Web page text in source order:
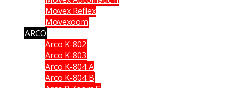
Movex Reflex
Movexoom
ARCO
Arco K-802
Arco K-803
Arco K-804 A
Arco K-804 B